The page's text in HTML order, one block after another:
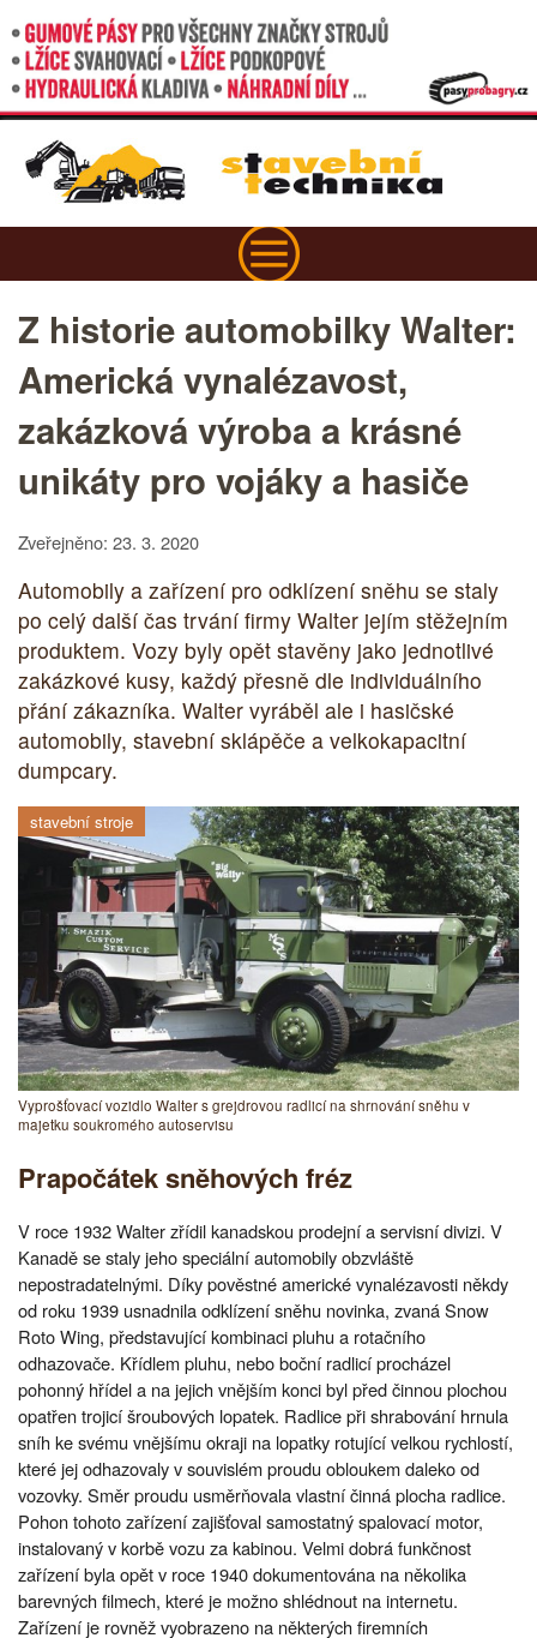
Z historie automobilky Walter:
Americká vynalézavost,
zakázková výroba a krásné
unikáty pro vojáky a hasiče
Zveřejněno: 23. 3. 2020
Automobily a zařízení pro odklízení sněhu se staly
po celý další čas trvání firmy Walter jejím stěžejním
produktem. Vozy byly opět stavěny jako jednotlivé
zakázkové kusy, každý přesně dle individuálního
přání zákazníka. Walter vyráběl ale i hasičské
automobily, stavební sklápěče a velkokapacitní
dumpcary.
stavební stroje
Vyprošťovací vozidlo Walter s grejdrovou radlicí na shrnování sněhu v
majetku soukromého autoservisu
Prapočátek sněhových fréz
V roce 1932 Walter zřídil kanadskou prodejní a servisní divizi. V
Kanadě se staly jeho speciální automobily obzvláště
nepostradatelnými. Díky pověstné americké vynalézavosti někdy
od roku 1939 usnadnila odklízení sněhu novinka, zvaná Snow
Roto Wing, představující kombinaci pluhu a rotačního
odhazovače. Křídlem pluhu, nebo boční radlicí procházel
pohonný hřídel a na jejich vnějším konci byl před činnou plochou
opatřen trojicí šroubových lopatek. Radlice při shrabování hrnula
sníh ke svému vnějšímu okraji na lopatky rotující velkou rychlostí,
které jej odhazovaly v souvislém proudu obloukem daleko od
vozovky. Směr proudu usměrňovala vlastní činná plocha radlice.
Pohon tohoto zařízení zajišťoval samostatný spalovací motor,
instalovaný v korbě vozu za kabinou. Velmi dobrá funkčnost
zařízení byla opět v roce 1940 dokumentována na několika
barevných filmech, které je možno shlédnout na internetu.
Zařízení je rovněž vyobrazeno na některých firemních